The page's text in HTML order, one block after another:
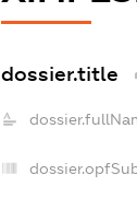
dossier.title